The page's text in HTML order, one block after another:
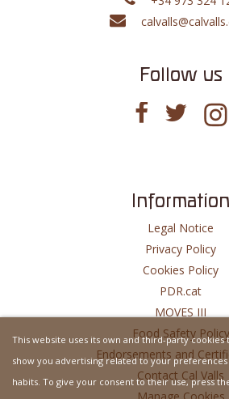
Follow us
Information
Legal Notice
Privacy Policy
Cookies Policy
PDR.cat
MOVES III
Food Safety Policy
Endorsements and
Contact Cal Valls
Manage Cookies
This website uses its own and third-party
show you advertising related to your
habits. To give your consent to their use, press